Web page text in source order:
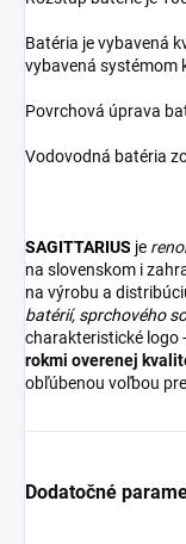
Batéria je vybavená
vybavená systémom
Povrchová úprava
Vodovodná batéria
SAGITTARIUS je
na slovenskom i
na výrobu a
batérií,sprchového
charakteristické logo
rokmi overenej
obľúbenou voľbou
Dodatočné